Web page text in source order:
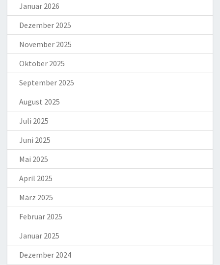
Januar 2026
Dezember 2025
November 2025
Oktober 2025
September 2025
August 2025
Juli 2025
Juni 2025
Mai 2025
April 2025
März 2025
Februar 2025
Januar 2025
Dezember 2024